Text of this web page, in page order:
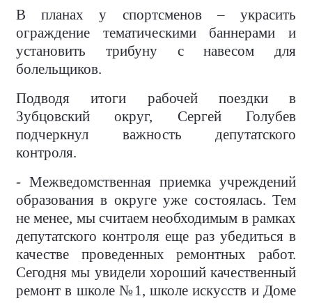
В планах у спортсменов – украсить
ограждение тематическими баннерами и
установить трибуну с навесом для
болельщиков.
Подводя итоги рабочей поездки в
Зубцовский округ, Сергей Голубев
подчеркнул важность депутатского
контроля.
- Межведомственная приемка учреждений
образования в округе уже состоялась. Тем
не менее, мы считаем необходимым в рамках
депутатского контроля еще раз убедиться в
качестве проведенных ремонтных работ.
Сегодня мы увидели хороший качественный
ремонт в школе №1, школе искусств и Доме